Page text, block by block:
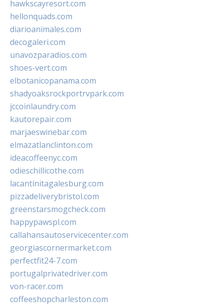
hawkscayresort.com
hellonquads.com
diarioanimales.com
decogaleri.com
unavozparadios.com
shoes-vert.com
elbotanicopanama.com
shadyoaksrockportrvpark.com
jccoinlaundry.com
kautorepair.com
marjaeswinebar.com
elmazatlanclinton.com
ideacoffeenyc.com
odieschillicothe.com
lacantinitagalesburg.com
pizzadeliverybristol.com
greenstarsmogcheck.com
happypawspl.com
callahansautoservicecenter.com
georgiascornermarket.com
perfectfit24-7.com
portugalprivatedriver.com
von-racer.com
coffeeshopcharleston.com